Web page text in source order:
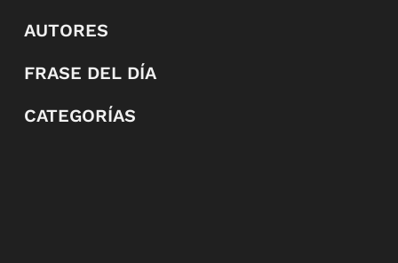
AUTORES
FRASE DEL DÍA
CATEGORÍAS